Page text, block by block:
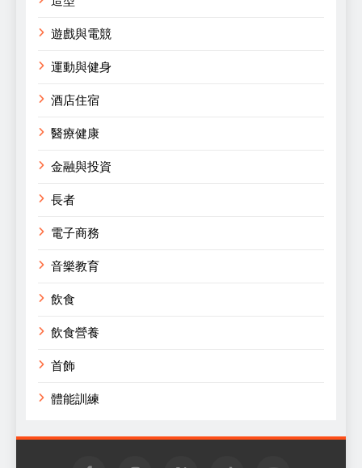
遊戲與電競
運動與健身
酒店住宿
醫療健康
金融與投資
長者
電子商務
音樂教育
飲食
飲食營養
首飾
體能訓練